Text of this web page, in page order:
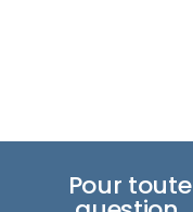
Pour toute